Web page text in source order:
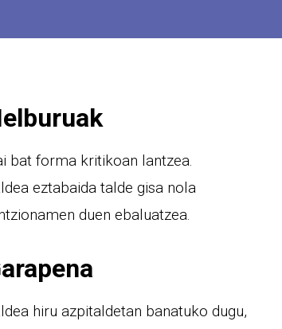
bat forma kritikoan lantzea.
eztabaida talde gisa nola
duen ebaluatzea.
hiru azpitaldetan banatuko dugu,